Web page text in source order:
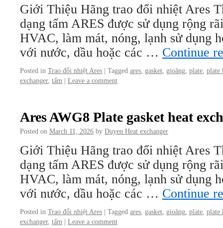
Giới Thiệu Hãng trao đổi nhiệt Ares
dạng tấm ARES được sử dụng rộng
HVAC, làm mát, nóng, lạnh sử dụng
với nước, dầu hoặc các … Continue
Posted in Trao đổi nhiệt Ares | Tagged ares gasket gioăng plate plate
exchanger, tấm | Leave a comment
Ares AWG8 Plate gasket heat
Posted on March 11, 2026 by Duyen Heat exchanger
Giới Thiệu Hãng trao đổi nhiệt Ares
dạng tấm ARES được sử dụng rộng
HVAC, làm mát, nóng, lạnh sử dụng
với nước, dầu hoặc các … Continue
Posted in Trao đổi nhiệt Ares | Tagged ares gasket gioăng plate plate
exchanger, tấm | Leave a comment